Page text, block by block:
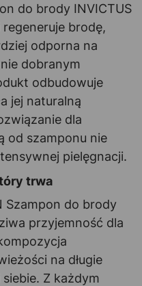
do brody INVICTUS
brodę,
odporna na
dobranym
odbudowuje
jej naturalną
dla
od szamponu nie
pielęgnacji.
trwa
Szampon do brody
przyjemność dla
na długie
Z każdym